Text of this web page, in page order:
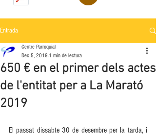
Entrada
650 € en el primer dels actes
de l'entitat per a La Marató
2019
Centre Parroquial
Dec 5, 2019 1 min de lectura
El passat dissabte 30 de desembre per la tarda, i